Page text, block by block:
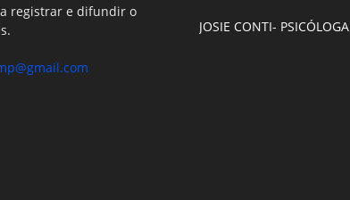
registrar e difundir o
JOSIE CONTI- PSICÓLOGA